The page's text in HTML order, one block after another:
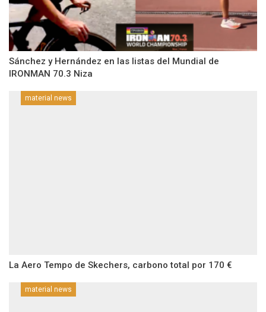
Sánchez y Hernández en las listas del Mundial de
IRONMAN 70.3 Niza
material news
La Aero Tempo de Skechers, carbono total por 170 €
material news